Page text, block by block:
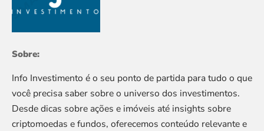
Sobre:
Info Investimento é o seu ponto de partida para tudo o que
você precisa saber sobre o universo dos investimentos.
Desde dicas sobre ações e imóveis até insights sobre
criptomoedas e fundos, oferecemos conteúdo relevante e